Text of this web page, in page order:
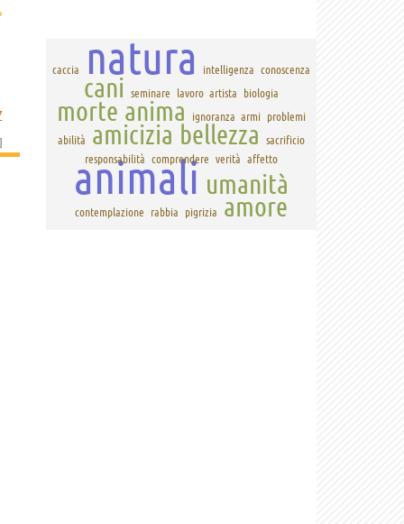
]
caccia natura intelligenza conoscenza
cani seminare lavoro artista biologia
morte anima ignoranza armi problemi
abilità
amicizia bellezza
sacrificio
responsabilità comprendere verità affetto
animali umanità
contemplazione rabbia pigrizia amore